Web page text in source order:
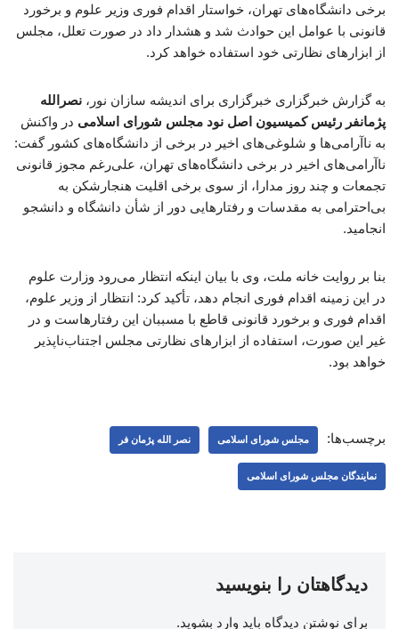
برخی دانشگاه‌های تهران، خواستار اقدام فوری وزیر علوم و برخورد
قانونی با عوامل این حوادث شد و هشدار داد در صورت تعلل، مجلس
از ابزارهای نظارتی خود استفاده خواهد کرد.
به گزارش خبرگزاری خبرگزاری برای اندیشه سازان نور، نصرالله
پژمانفر رئیس کمیسیون اصل نود مجلس شورای اسلامی در واکنش
به ناآرامی‌ها و شلوغی‌های اخیر در برخی از دانشگاه‌های کشور گفت:
ناآرامی‌های اخیر در برخی دانشگاه‌های تهران، علی‌رغم مجوز قانونی
تجمعات و چند روز مدارا، از سوی برخی اقلیت هنجارشکن به
بی‌احترامی به مقدسات و رفتارهایی دور از شأن دانشگاه و دانشجو
انجامید.
بنا بر روایت خانه ملت، وی با بیان اینکه انتظار می‌رود وزارت علوم
در این زمینه اقدام فوری انجام دهد، تأکید کرد: انتظار از وزیر علوم،
اقدام فوری و برخورد قانونی قاطع با مسببان این رفتارهاست و در
غیر این صورت، استفاده از ابزارهای نظارتی مجلس اجتناب‌ناپذیر
خواهد بود.
برچسب‌ها: مجلس شورای اسلامی نصر الله پژمان فر
نمایندگان مجلس شورای اسلامی
دیدگاهتان را بنویسید
برای نوشتن دیدگاه باید وارد بشوید.